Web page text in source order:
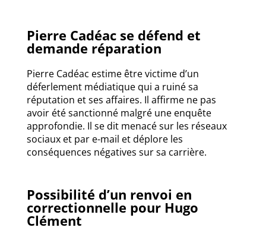
Pierre Cadéac se défend et
demande réparation
Pierre Cadéac estime être victime d’un
déferlement médiatique qui a ruiné sa
réputation et ses affaires. Il affirme ne pas
avoir été sanctionné malgré une enquête
approfondie. Il se dit menacé sur les réseaux
sociaux et par e-mail et déplore les
conséquences négatives sur sa carrière.
Possibilité d’un renvoi en
correctionnelle pour Hugo
Clément